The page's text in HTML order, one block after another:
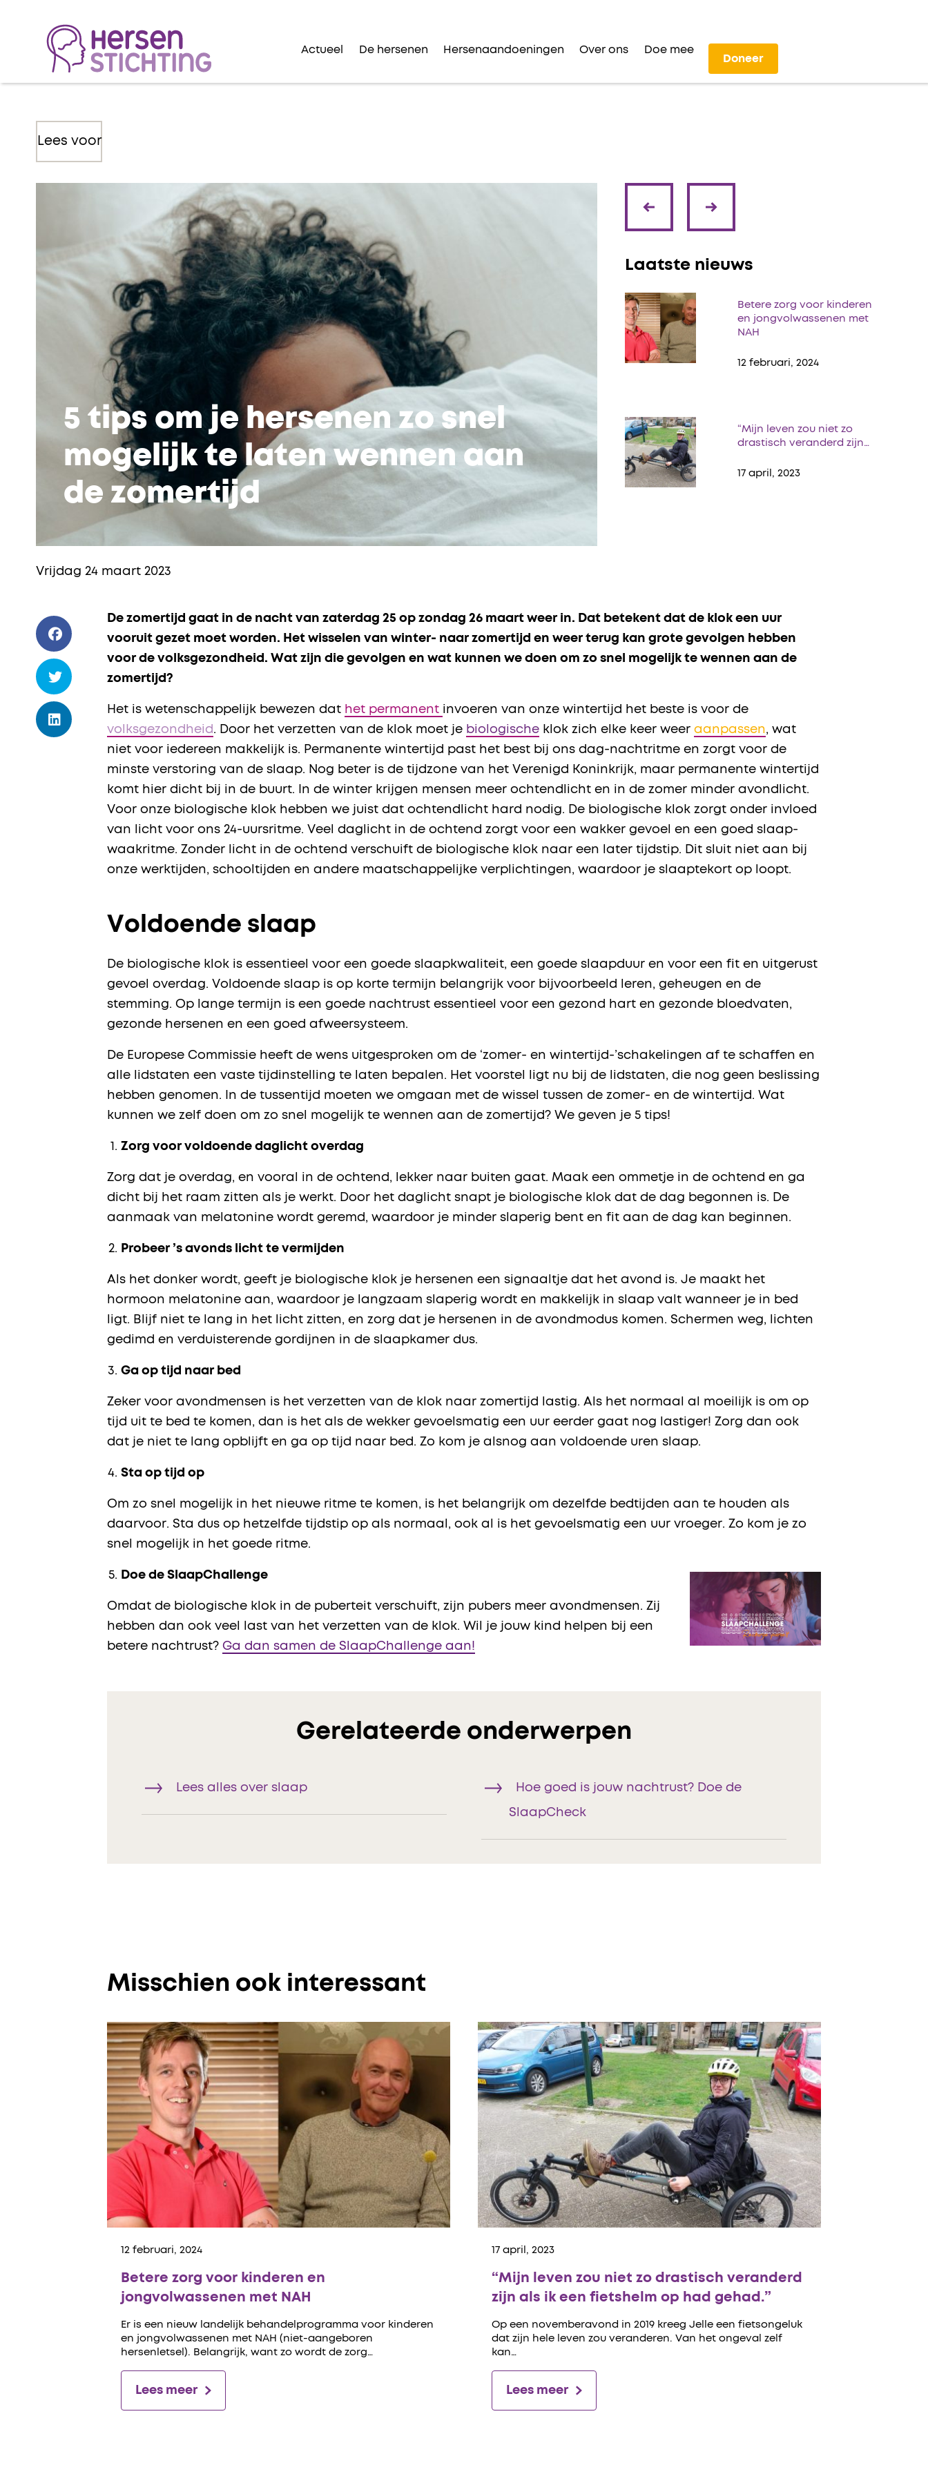
Actueel De hersenen Hersenaandoeningen Over ons
Doe mee
Doneer
Lees voor
5 tips om je hersenen zo snel
mogelijk te laten wennen aan
de zomertijd
Laatste nieuws
Betere zorg voor kinderen
en jongvolwassenen met
NAH
12 februari, 2024
“Mijn leven zou niet zo
drastisch veranderd zijn…
17 april, 2023
Vrijdag 24 maart 2023
De zomertijd gaat in de nacht van zaterdag 25 op zondag 26 maart weer in. Dat betekent dat de klok een uur
vooruit gezet moet worden. Het wisselen van winter- naar zomertijd en weer terug kan grote gevolgen hebben
voor de volksgezondheid. Wat zijn die gevolgen en wat kunnen we doen om zo snel mogelijk te wennen aan de
zomertijd?
Het is wetenschappelijk bewezen dat het permanent invoeren van onze wintertijd het beste is voor de
volksgezondheid. Door het verzetten van de klok moet je biologische klok zich elke keer weeraanpassen, wat
niet voor iedereen makkelijk is. Permanente wintertijd past het best bij ons dag-nachtritme en zorgt voor de
minste verstoring van de slaap. Nog beter is de tijdzone van het Verenigd Koninkrijk, maar permanente wintertijd
komt hier dicht bij in de buurt. In de winter krijgen mensen meer ochtendlicht en in de zomer minder avondlicht.
Voor onze biologische klok hebben we juist dat ochtendlicht hard nodig. De biologische klok zorgt onder invloed
van licht voor ons 24-uursritme. Veel daglicht in de ochtend zorgt voor een wakker gevoel en een goed slaap-
waakritme. Zonder licht in de ochtend verschuift de biologische klok naar een later tijdstip. Dit sluit niet aan bij
onze werktijden, schooltijden en andere maatschappelijke verplichtingen, waardoor je slaaptekort op loopt.
Voldoende slaap
De biologische klok is essentieel voor een goede slaapkwaliteit, een goede slaapduur en voor een fit en uitgerust
gevoel overdag. Voldoende slaap is op korte termijn belangrijk voor bijvoorbeeld leren, geheugen en de
stemming. Op lange termijn is een goede nachtrust essentieel voor een gezond hart en gezonde bloedvaten,
gezonde hersenen en een goed afweersysteem.
De Europese Commissie heeft de wens uitgesproken om de ‘zomer- en wintertijd-’schakelingen af te schaffen en
alle lidstaten een vaste tijdinstelling te laten bepalen. Het voorstel ligt nu bij de lidstaten, die nog geen beslissing
hebben genomen. In de tussentijd moeten we omgaan met de wissel tussen de zomer- en de wintertijd. Wat
kunnen we zelf doen om zo snel mogelijk te wennen aan de zomertijd? We geven je 5 tips!
Zorg voor voldoende daglicht overdag
Zorg dat je overdag, en vooral in de ochtend, lekker naar buiten gaat. Maak een ommetje in de ochtend en ga
dicht bij het raam zitten als je werkt. Door het daglicht snapt je biologische klok dat de dag begonnen is. De
aanmaak van melatonine wordt geremd, waardoor je minder slaperig bent en fit aan de dag kan beginnen.
Probeer ’s avonds licht te vermijden
Als het donker wordt, geeft je biologische klok je hersenen een signaaltje dat het avond is. Je maakt het
hormoon melatonine aan, waardoor je langzaam slaperig wordt en makkelijk in slaap valt wanneer je in bed
ligt. Blijf niet te lang in het licht zitten, en zorg dat je hersenen in de avondmodus komen. Schermen weg, lichten
gedimd en verduisterende gordijnen in de slaapkamer dus.
Ga op tijd naar bed
Zeker voor avondmensen is het verzetten van de klok naar zomertijd lastig. Als het normaal al moeilijk is om op
tijd uit te bed te komen, dan is het als de wekker gevoelsmatig een uur eerder gaat nog lastiger! Zorg dan ook
dat je niet te lang opblijft en ga op tijd naar bed. Zo kom je alsnog aan voldoende uren slaap.
Sta op tijd op
Om zo snel mogelijk in het nieuwe ritme te komen, is het belangrijk om dezelfde bedtijden aan te houden als
daarvoor. Sta dus op hetzelfde tijdstip op als normaal, ook al is het gevoelsmatig een uur vroeger. Zo kom je zo
snel mogelijk in het goede ritme.
Doe de SlaapChallenge
Omdat de biologische klok in de puberteit verschuift, zijn pubers meer avondmensen. Zij
hebben dan ook veel last van het verzetten van de klok. Wil je jouw kind helpen bij een
betere nachtrust?Ga dan samen de SlaapChallenge aan!
Gerelateerde onderwerpen
Lees alles over slaap
Hoe goed is jouw nachtrust? Doe de
SlaapCheck
Misschien ook interessant
12 februari, 2024
Betere zorg voor kinderen en
jongvolwassenen met NAH
Er is een nieuw landelijk behandelprogramma voor kinderen
en jongvolwassenen met NAH (niet-aangeboren
hersenletsel). Belangrijk, want zo wordt de zorg…
Lees meer
17 april, 2023
“Mijn leven zou niet zo drastisch veranderd
zijn als ik een fietshelm op had gehad.”
Op een novemberavond in 2019 kreeg Jelle een fietsongeluk
dat zijn hele leven zou veranderen. Van het ongeval zelf
kan…
Lees meer